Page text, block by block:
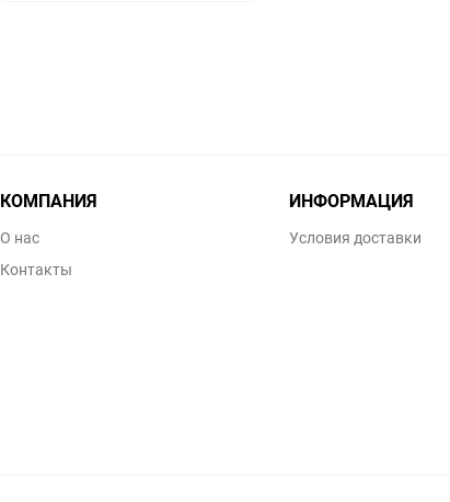
КОМПАНИЯ
О нас
Контакты
ИНФОРМАЦИЯ
Условия доставки